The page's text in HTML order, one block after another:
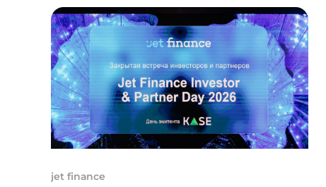
распространения среди
институциональных инвесторов и выхода
в массовую повестку. Обложки крупных
деловых изданий фиксируют финальную
стадию этого процесса, когда идея
перестает быть источником
инвестиционного преимущества и
jet finance